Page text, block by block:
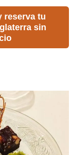
reserva tu
sin